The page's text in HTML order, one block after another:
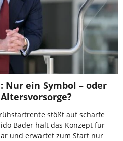
ein Symbol – oder
stößt auf scharfe
Bader hält das Konzept für
und erwartet zum Start nur